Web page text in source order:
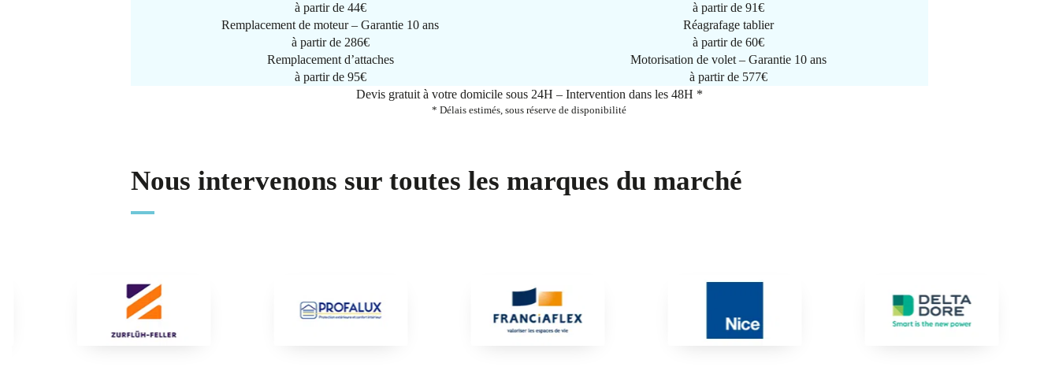
à partir de 44€
à partir de91€
Remplacement de moteur – Garantie 10 ans
à partir de 286€
Réagrafage tablier
à partir de60€
Remplacement d’attaches
à partir de 95€
Motorisation de volet – Garantie 10 ans
à partir de 577€
Devis gratuit à votre domicile sous 24H – Intervention dans les 48H *
* Délais estimés, sous réserve de disponibilité
Nous intervenons sur toutes les marques du marché